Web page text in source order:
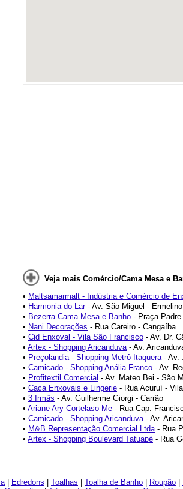
Veja mais Comércio/Cama Mesa e
• Maltsamarmalt - Indústria e Comércio de
• Harmonia do Lar- Av. São Miguel -
• Bezerra Cama Mesa e Banho - Praça
• Nani Decorações - Rua Careiro - Cangaíba
• Cid Enxoval - Vila São Francisco - Av. Dr.
• Artex - Shopping Aricanduva- Av.
• Preçolandia - Shopping Metrô Itaquera- Av.
• Camicado - Shopping Anália Franco - Av.
• Profitextil Comercial - Av. Mateo Bei - São
• Caca Enxovais e Lingerie - Rua Acuruí -
• 3 Irmãs - Av. Guilherme Giorgi - Carrão
• Ariane Ary Cortelaso Me - Rua Cap.
• Camicado - Shopping Aricanduva- Av.
• M&B Representação Comercial Ltda- Rua
• Artex - Shopping Boulevard Tatuapé - Rua
| Edredons Toalhas Toalha de Banho Roupão